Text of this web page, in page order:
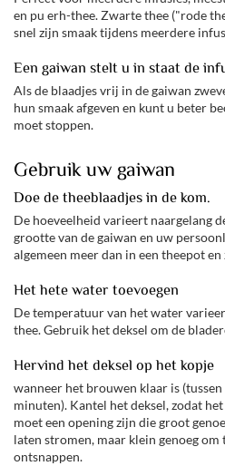
en pu erh-thee. Zwarte thee ("rode
snel zijn smaak tijdens meerdere
Een gaiwan stelt u in staat de
Als de blaadjes vrij in de gaiwan
hun smaak afgeven en kunt u beter
moet stoppen.
Gebruik uw gaiwan
Doe de theeblaadjes in de kom.
De hoeveelheid varieert naargelang
grootte van de gaiwan en uw
algemeen meer dan in een theepot
Het hete water toevoegen
De temperatuur van het water
thee. Gebruik het deksel om de
Hervind het deksel op het kopje
wanneer het brouwen klaar is (tussen
minuten). Kantel het deksel, zodat
moet een opening zijn die groot
laten stromen, maar klein genoeg
ontsnappen.